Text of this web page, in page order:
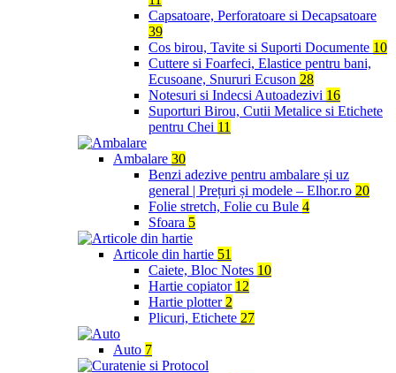
Capsatoare, Perforatoare si Decapsatoare
39
Cos birou, Tavite si Suporti Documente 10
Cuttere si Foarfeci, Elastice pentru bani,
Ecusoane, Snururi Ecuson 28
Notesuri si Indecsi Autoadezivi 16
Suporturi Birou, Cutii Metalice si Etichete
pentru Chei 11
Ambalare 30
Benzi adezive pentru ambalare și uz
general | Prețuri și modele – Elhor.ro 20
Folie stretch, Folie cu Bule 4
Sfoara 5
Articole din hartie 51
Caiete, Bloc Notes 10
Hartie copiator 12
Hartie plotter 2
Plicuri, Etichete 27
Auto 7